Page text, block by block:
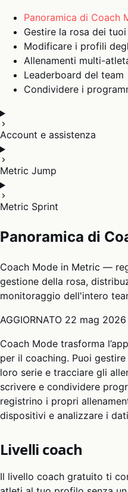
Panoramica di Coach
Gestire la rosa dei
Modificare i profili
Allenamenti multi-
Leaderboard del team
Condividere i
Account e assistenza
Metric Jump
Metric Sprint
Panoramica di
Coach Mode in Metric —
gestione della rosa,
monitoraggio dell'intero
AGGIORNATO 22 mag 2026
Coach Mode trasforma
per il coaching. Puoi
loro serie e tracciare gli
scrivere e condividere
registrino i propri
dispositivi e analizzare i
Livelli coach
Il livello coach gratuito ti